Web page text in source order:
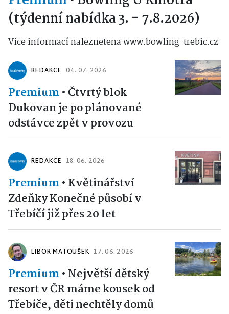
(týdenní nabídka 3. - 7.8.2026)
Více informací naleznetena www.bowling-trebic.cz
REDAKCE 04. 07. 2026
Premium •Čtvrtý blok
Dukovan je po plánované
odstávce zpět v provozu
REDAKCE 18. 06. 2026
Premium • Květinářství
Zdeňky Konečné působí v
Třebíčí již přes 20 let
LIBOR MATOUŠEK 17. 06. 2026
Premium • Největší dětský
resort v ČR máme kousek od
Třebíče, děti nechtěly domů